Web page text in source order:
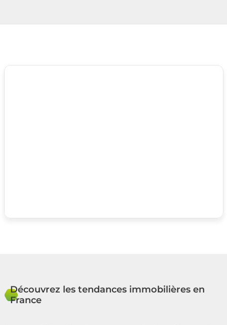
Découvrez les tendances immobilières en
France